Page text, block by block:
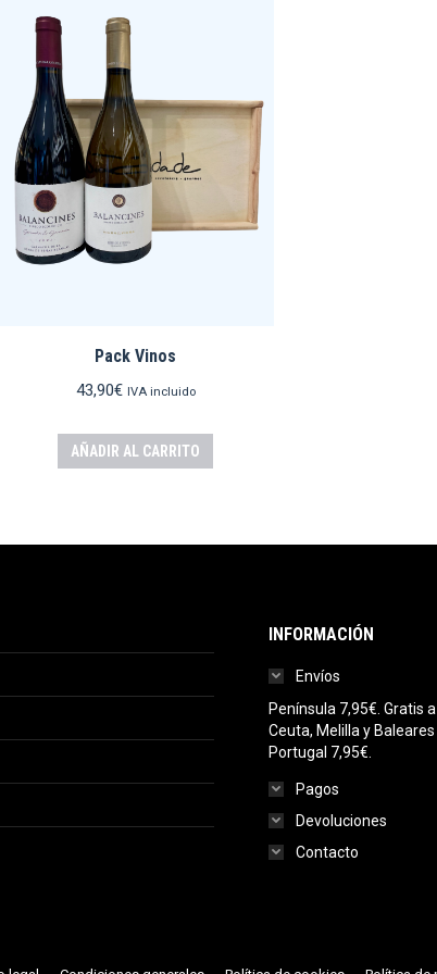
Pack Vinos
43,90€ IVA incluido
AÑADIR AL CARRITO
INFORMACIÓN
Envíos
Península 7,95€. Gratis
Ceuta, Melilla y Baleares
Portugal 7,95€.
Pagos
Devoluciones
Contacto